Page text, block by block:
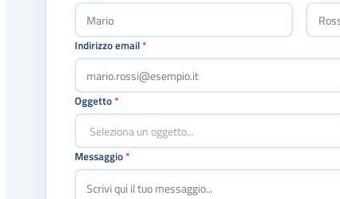
Indirizzo email*
Oggetto*
Messaggio*